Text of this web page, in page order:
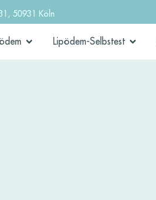
50931 Köln
Lipödem-Selbstest